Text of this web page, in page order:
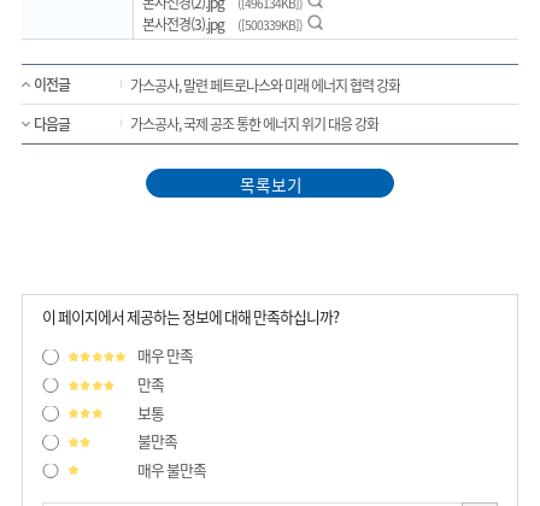
본사전경(3).jpg
([500339KB])미리보기
이전글
가스공사, 말련 페트로나스와 미래 에너지 협력 강화
다음글
가스공사, 국제 공조 통한 에너지 위기 대응 강화
목록보기
이 페이지에서 제공하는 정보에 대해 만족하십니까?
매우 만족
만족
보통
불만족
매우 불만족